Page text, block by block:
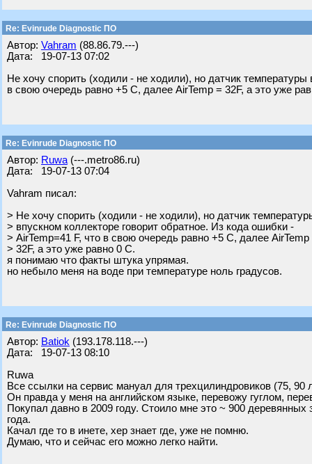
Re: Evinrude Diagnostic ПО
Автор: Vahram (88.86.79.---)
Дата: 19-07-13 07:02
Не хочу спорить (ходили - не ходили), но датчик
в свою очередь равно +5 С, далее AirTemp = 32F, а это уже
Re: Evinrude Diagnostic ПО
Автор: Ruwa (---.metro86.ru)
Дата: 19-07-13 07:04
Vahram писал:
> Не хочу спорить (ходили - не ходили), но датчик
> впускном коллекторе говорит обратное. Из кода ошибки -
> AirTemp=41 F, что в свою очередь равно +5 С, далее AirTemp
> 32F, а это уже равно 0 С.
я понимаю что факты штука упрямая.
но небыло меня на воде при температуре ноль градусов.
Re: Evinrude Diagnostic ПО
Автор: Batiok (193.178.118.---)
Дата: 19-07-13 08:10
Ruwa
Все ссылки на сервис мануал для трехцилиндровиков (75, 90
Он правда у меня на английском языке, перевожу гуглом,
Покупал давно в 2009 году. Стоило мне это ~ 900
года.
Качал где то в инете, хер знает где, уже не помню.
Думаю, что и сейчас его можно легко найти.